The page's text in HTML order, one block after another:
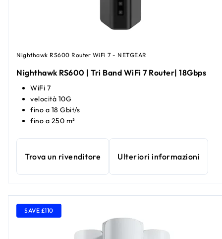
Nighthawk RS600 Router WiFi 7 - NETGEAR
Nighthawk RS600 | Tri Band WiFi 7 Router| 18Gbps
WiFi 7
velocità 10G
fino a 18 Gbit/s
fino a 250 m²
Trova un rivenditore Ulteriori informazioni
SAVE £110